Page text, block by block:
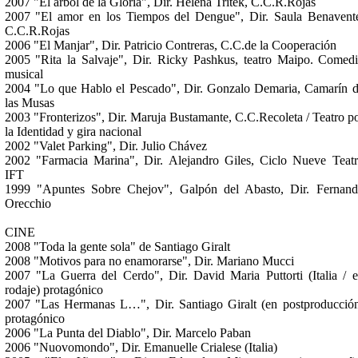
2007 "El amor en los Tiempos del Dengue", Dir. Saula
C.C.R.Rojas
2006 "El Manjar", Dir. Patricio Contreras, C.C.de la Cooperación
2005 "Rita la Salvaje", Dir. Ricky Pashkus, teatro Maipo.
musical
2004 "Lo que Hablo el Pescado", Dir. Gonzalo Demaria, Camarín
las Musas
2003 "Fronterizos", Dir. Maruja Bustamante, C.C.Recoleta / Teatro
la Identidad y gira nacional
2002 "Valet Parking", Dir. Julio Chávez
2002 "Farmacia Marina", Dir. Alejandro Giles, Ciclo Nueve
IFT
1999 "Apuntes Sobre Chejov", Galpón del Abasto, Dir.
Orecchio
CINE
2008 "Toda la gente sola" de Santiago Giralt
2008 "Motivos para no enamorarse", Dir. Mariano Mucci
2007 "La Guerra del Cerdo", Dir. David Maria Puttorti (Italia /
rodaje) protagónico
2007 "Las Hermanas L…", Dir. Santiago Giralt (en
protagónico
2006 "La Punta del Diablo", Dir. Marcelo Paban
2006 "Nuovomondo", Dir. Emanuelle Crialese (Italia)